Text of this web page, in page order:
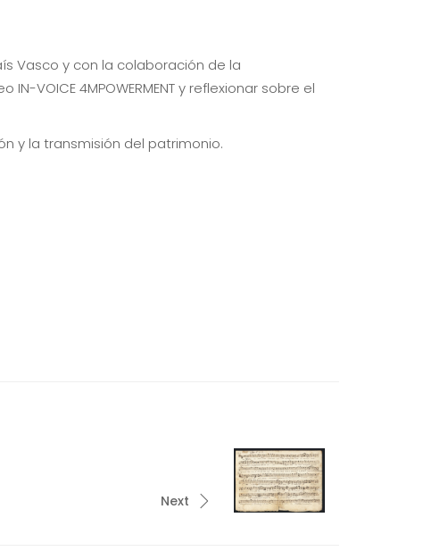
Vasco y con la colaboración de la
4MPOWERMENT y reflexionar sobre el
y la transmisión del patrimonio.
Next